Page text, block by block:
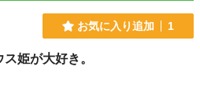
お気に入り追加 1
姫が大好き。